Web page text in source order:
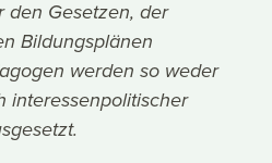
den Gesetzen, der
Bildungsplänen
werden so weder
interessenpolitischer